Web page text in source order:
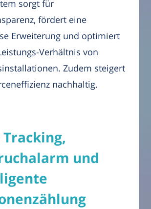
sorgt für
fördert eine
Erweiterung und optimiert
Verhältnis von
Zudem steigert
nachhaltig.
und